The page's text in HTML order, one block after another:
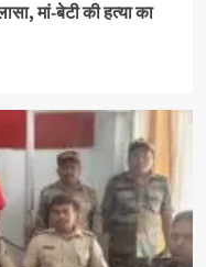
मां-बेटी की हत्या का